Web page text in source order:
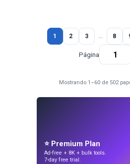
1 2 3 … 8
Página
Mostrando 1–60 de 502
⭐ Premium Plan
Ad-free + 8K + bulk tools.
7-day free trial.